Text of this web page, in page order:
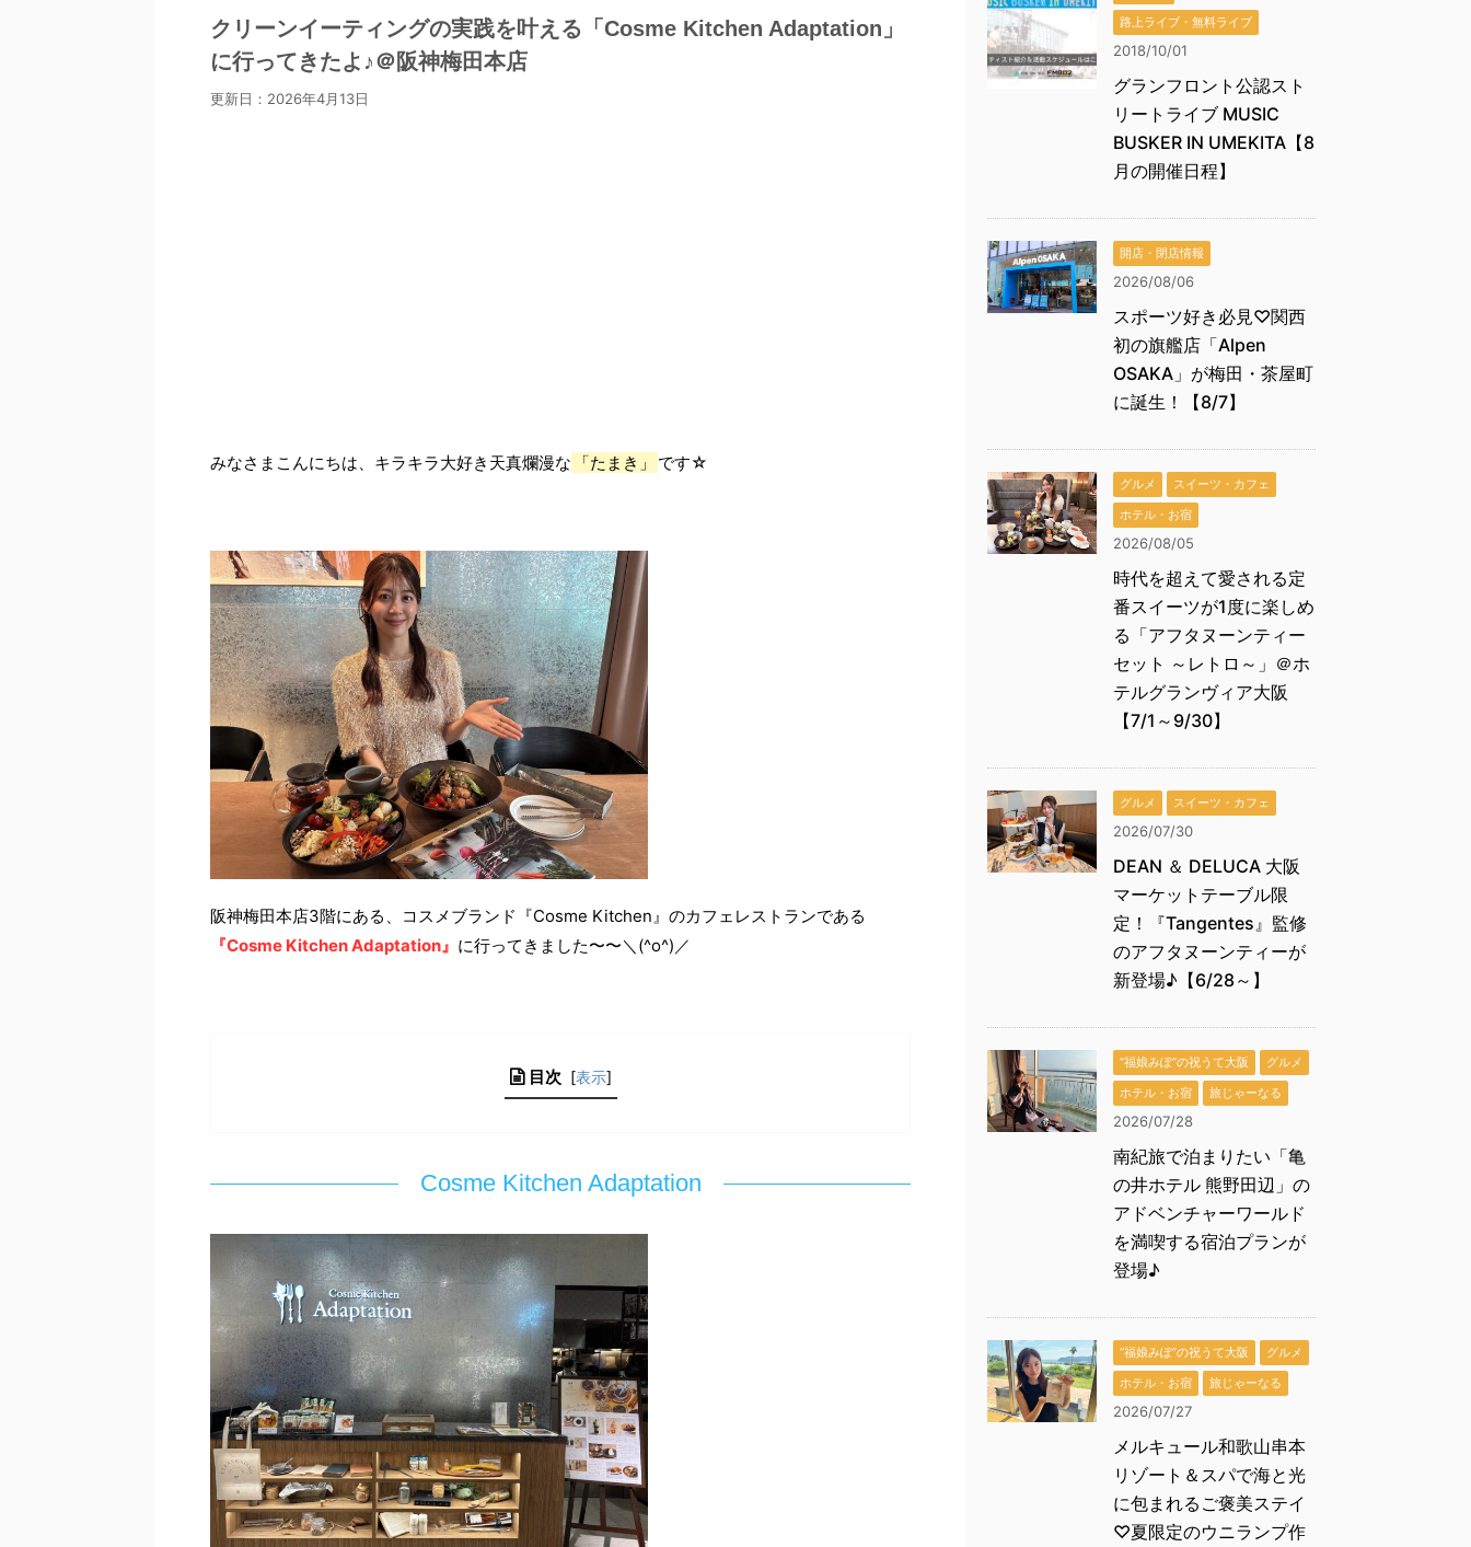
クリーンイーティングの実践を叶える「Cosme Kitchen Adaptation」
に行ってきたよ♪＠阪神梅田本店
更新日： 2026年4月13日
みなさまこんにちは、キラキラ大好き天真爛漫な 「たまき」 です☆
阪神梅田本店3階にある、コスメブランド『Cosme Kitchen』のカフェレストランである
『Cosme Kitchen Adaptation』 に行ってきました〜〜＼(^o^)／
目次 [表示]
Cosme Kitchen Adaptation
路上ライブ・無料ライブ
2018/10/01
グランフロント公認スト
リートライブ MUSIC
BUSKER IN UMEKITA【8
月の開催日程】
開店・閉店情報
2026/08/06
スポーツ好き必見♡関西
初の旗艦店「Alpen
OSAKA」が梅田・茶屋町
に誕生！【8/7】
グルメ
スイーツ・カフェ
ホテル・お宿
2026/08/05
時代を超えて愛される定
番スイーツが1度に楽しめ
る「アフタヌーンティー
セット ～レトロ～」＠ホ
テルグランヴィア大阪
【7/1～9/30】
グルメ スイーツ・カフェ
2026/07/30
DEAN ＆ DELUCA 大阪
マーケットテーブル限
定！『Tangentes』監修
のアフタヌーンティーが
新登場♪【6/28～】
“福娘みぽ”の祝うて大阪
グルメ
ホテル・お宿
旅じゃーなる
2026/07/28
南紀旅で泊まりたい「亀
の井ホテル 熊野田辺」の
アドベンチャーワールド
を満喫する宿泊プランが
登場♪
“福娘みぽ”の祝うて大阪
グルメ
ホテル・お宿
旅じゃーなる
2026/07/27
メルキュール和歌山串本
リゾート＆スパで海と光
に包まれるご褒美ステイ
♡夏限定のウニランプ作